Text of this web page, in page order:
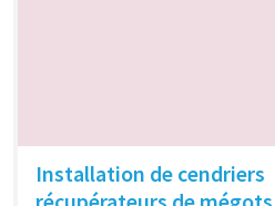
Installation de cendriers